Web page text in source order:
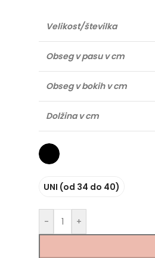
Velikost/številka
Obseg v pasu v cm
Obseg v bokih v cm
Dolžina v cm
UNI (od 34 do 40)
- +